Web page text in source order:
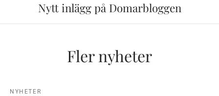
Nytt inlägg på Domarbloggen
Fler nyheter
NYHETER